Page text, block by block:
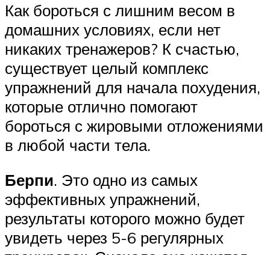
Как бороться с лишним весом в
домашних условиях, если нет
никаких тренажеров? К счастью,
существует целый комплекс
упражнений для начала похудения,
которые отлично помогают
бороться с жировыми отложениями
в любой части тела.
Берпи. Это одно из самых
эффективных упражнений,
результаты которого можно будет
увидеть через 5-6 регулярных